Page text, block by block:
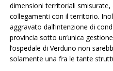
dimensioni territoriali smisurate,
collegamenti con il territorio.
aggravato dall’intenzione di
provincia sotto un’unica
l’ospedale di Verduno non
solamente una fra le tante